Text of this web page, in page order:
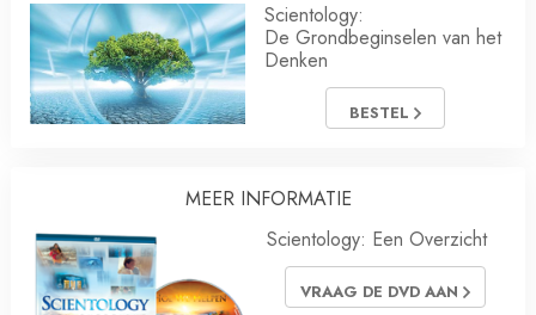
Scientology:
De Grondbeginselen van het
Denken
BESTEL
MEER INFORMATIE
Scientology: Een Overzicht
VRAAG DE DVD AAN